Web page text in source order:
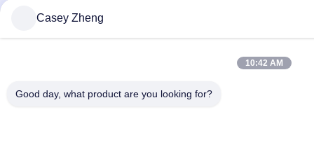
Casey Zheng
10:42 AM
Good day, what product are you looking for?